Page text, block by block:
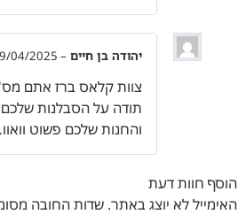
יהודה בן חיים –
04/2025
צוות קלאס ברז אתם מס' 1!!
תודה על הסבלנות
והחנות שלכם פשוט
הוסף חוות דעת
האימייל לא יוצג באתר. שדות החובה